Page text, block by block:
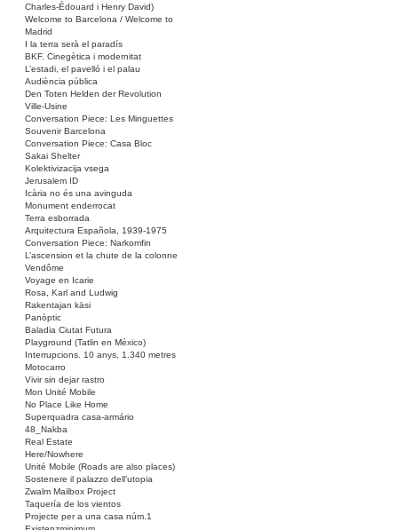
Charles-Édouard i Henry David)
Welcome to Barcelona / Welcome to
Madrid
I la terra serà el paradís
BKF. Cinegètica i modernitat
L’estadi, el pavelló i el palau
Audiència pública
Den Toten Helden der Revolution
Ville-Usine
Conversation Piece: Les Minguettes
Souvenir Barcelona
Conversation Piece: Casa Bloc
Sakai Shelter
Kolektivizacija vsega
Jerusalem ID
Icària no és una avinguda
Monument enderrocat
Terra esborrada
Arquitectura Española, 1939-1975
Conversation Piece: Narkomfin
L’ascension et la chute de la colonne
Vendôme
Voyage en Icarie
Rosa, Karl and Ludwig
Rakentajan käsi
Panòptic
Baladia Ciutat Futura
Playground (Tatlin en México)
Interrupcions. 10 anys, 1.340 metres
Motocarro
Vivir sin dejar rastro
Mon Unité Mobile
No Place Like Home
Superquadra casa-armário
48_Nakba
Real Estate
Here/Nowhere
Unité Mobile (Roads are also places)
Sostenere il palazzo dell’utopia
Zwalm Mailbox Project
Taquería de los vientos
Projecte per a una casa núm.1